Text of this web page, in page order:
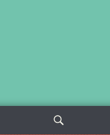
Sök
efter: